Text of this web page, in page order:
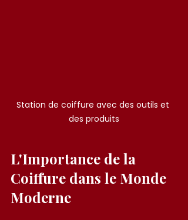
Station de coiffure avec des outils et
des produits
L'Importance de la
Coiffure dans le Monde
Moderne